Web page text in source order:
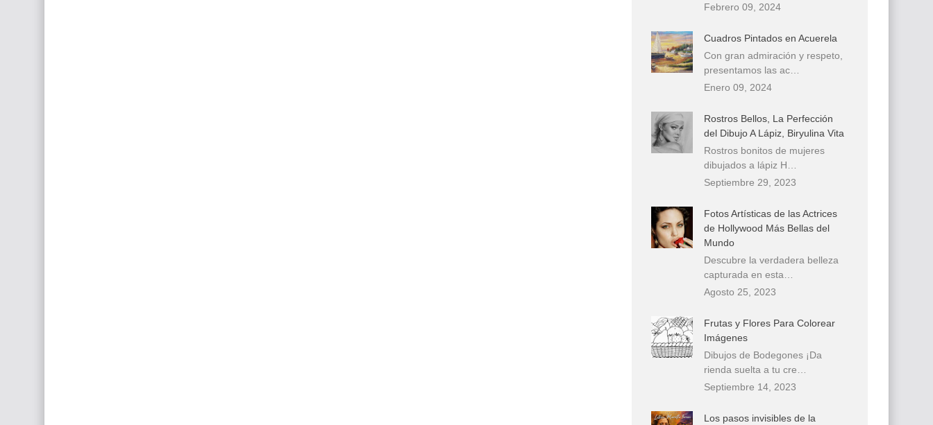
Febrero 09, 2024
Cuadros Pintados en Acuerela
Con gran admiración y respeto,
presentamos las ac…
Enero 09, 2024
Rostros Bellos, La Perfección
del Dibujo A Lápiz, Biryulina Vita
Rostros bonitos de mujeres
dibujados a lápiz H…
Septiembre 29, 2023
Fotos Artísticas de las Actrices
de Hollywood Más Bellas del
Mundo
Descubre la verdadera belleza
capturada en esta…
Agosto 25, 2023
Frutas y Flores Para Colorear
Imágenes
Dibujos de Bodegones ¡Da
rienda suelta a tu cre…
Septiembre 14, 2023
Los pasos invisibles de la